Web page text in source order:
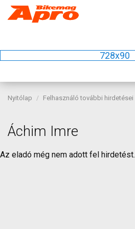
728x90
Nyitólap Felhasználó további hirdetései
Áchim Imre
Az eladó még nem adott fel hirdetést.